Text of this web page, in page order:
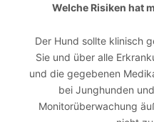
Welche Risiken hat
Der Hund sollte klinisch
Sie und über alle
und die gegebenen
bei Junghunden
Monitorüberwachung